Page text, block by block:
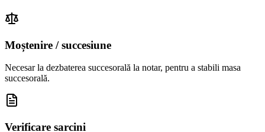
Moștenire / succesiune
Necesar la dezbaterea succesorală la notar, pentru a stabili masa
succesorală.
Verificare sarcini